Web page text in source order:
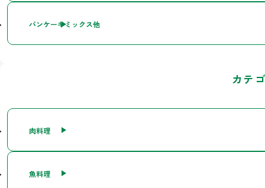
パンケーキミックス他
カテ
肉料理
魚料理